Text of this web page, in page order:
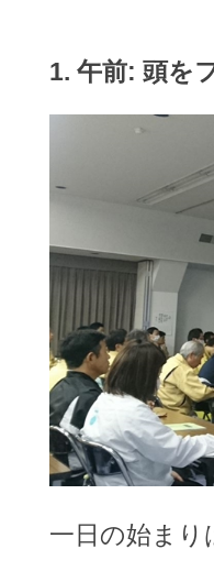
1. 午前: 頭を
一日の始まり